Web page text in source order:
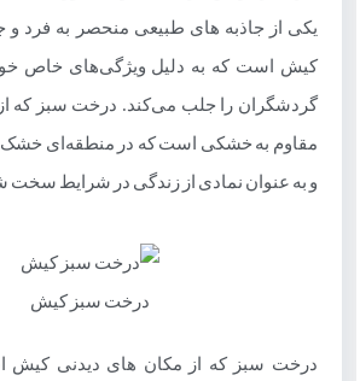
یکی از جاذبه های طبیعی منحصر به فرد و
کیش است که به دلیل ویژگی‌های خاص
گردشگران را جلب می‌کند. درخت سبز که از
مقاوم به خشکی است که در منطقه‌ای خشک و
و به عنوان نمادی از زندگی در شرایط سخت
درخت سبز کیش
درخت سبز که از مکان های دیدنی کیش